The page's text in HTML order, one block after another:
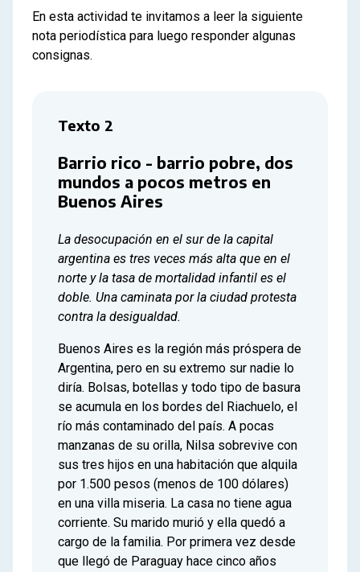
En esta actividad te invitamos a leer la siguiente
nota periodística para luego responder algunas
consignas.
Texto 2
Barrio rico - barrio pobre, dos
mundos a pocos metros en
Buenos Aires
La desocupación en el sur de la capital
argentina es tres veces más alta que en el
norte y la tasa de mortalidad infantil es el
doble. Una caminata por la ciudad protesta
contra la desigualdad.
Buenos Aires es la región más próspera de
Argentina, pero en su extremo sur nadie lo
diría. Bolsas, botellas y todo tipo de basura
se acumula en los bordes del Riachuelo, el
río más contaminado del país. A pocas
manzanas de su orilla, Nilsa sobrevive con
sus tres hijos en una habitación que alquila
por 1.500 pesos (menos de 100 dólares)
en una villa miseria. La casa no tiene agua
corriente. Su marido murió y ella quedó a
cargo de la familia. Por primera vez desde
que llegó de Paraguay hace cinco años